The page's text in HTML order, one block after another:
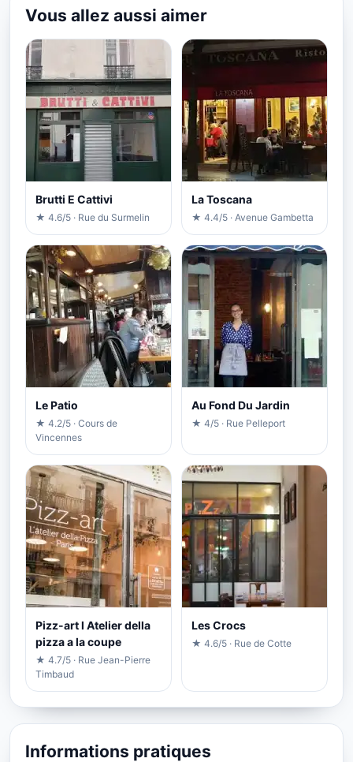
Vous allez aussi aimer
Brutti E Cattivi
★ 4.6/5 · Rue du Surmelin
La Toscana
★ 4.4/5 · Avenue Gambetta
Le Patio
★ 4.2/5 · Cours de
Vincennes
Au Fond Du Jardin
★ 4/5 · Rue Pelleport
Pizz-art l Atelier della
pizza a la coupe
★ 4.7/5 · Rue Jean-Pierre
Timbaud
Les Crocs
★ 4.6/5 · Rue de Cotte
Informations pratiques